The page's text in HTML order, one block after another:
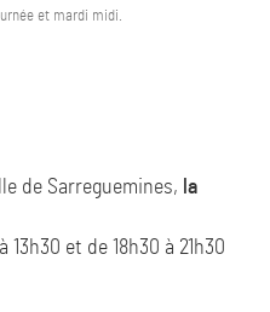
et mardi midi.
de Sarreguemines, la
et de 18h30 à 21h30